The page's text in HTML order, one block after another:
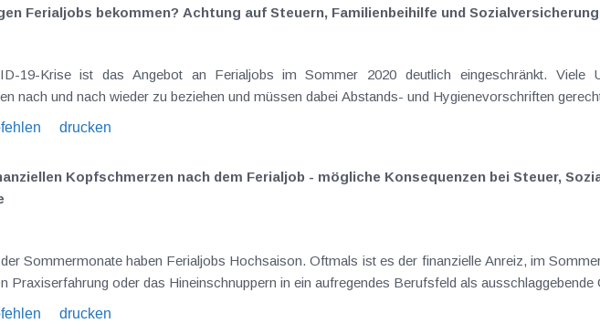
Ferialjobs bekommen? Achtung auf Steuern, Familienbeihilfe und Sozialversicherung
Büroräumlichkeiten nach
drucken
Kopfschmerzen nach dem Ferialjob - mögliche Konsequenzen bei Steuer,
genauso gelten
das Sammeln von Praxiserfahrung oder das Hineinschnuppern in ein aufregendes Berufsfeld als
drucken